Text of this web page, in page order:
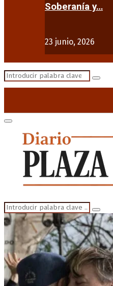
Soberanía y…
23 junio, 2026
Search
Search
Primary
Menu
Search
for: